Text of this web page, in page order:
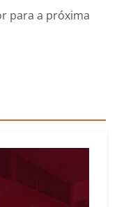
para a próxima